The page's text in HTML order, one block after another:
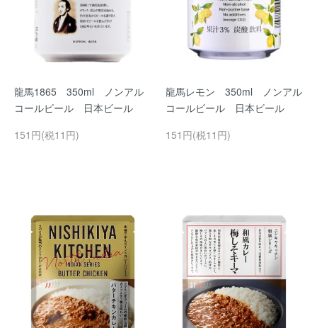
龍馬1865 350ml ノンアル
コールビール 日本ビール
151円(税11円)
龍馬レモン 350ml ノンアル
コールビール 日本ビール
151円(税11円)